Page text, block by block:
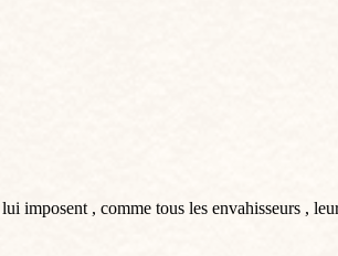
imposent , comme tous les envahisseurs ,